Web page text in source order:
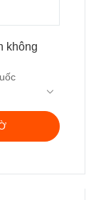
không
LC